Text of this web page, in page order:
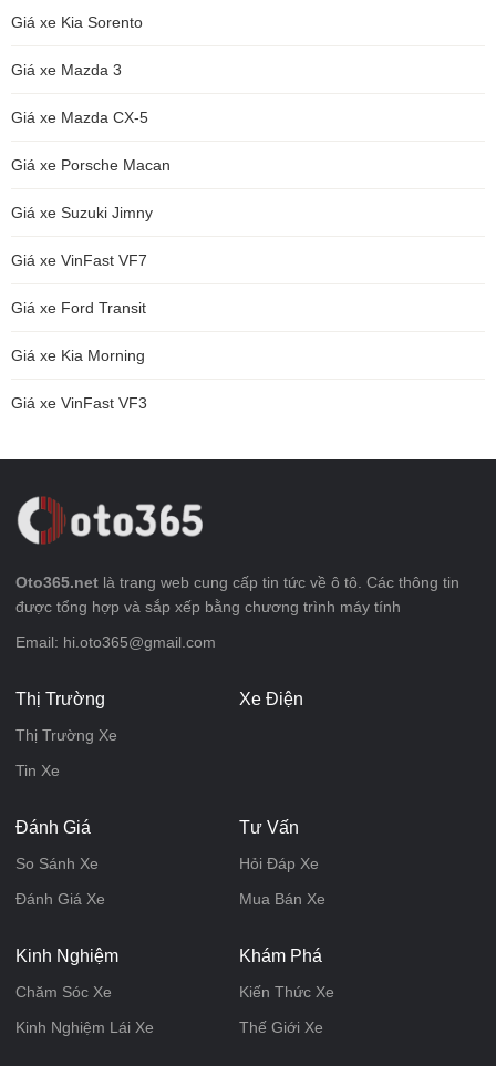
Giá xe Kia Sorento
Giá xe Mazda 3
Giá xe Mazda CX-5
Giá xe Porsche Macan
Giá xe Suzuki Jimny
Giá xe VinFast VF7
Giá xe Ford Transit
Giá xe Kia Morning
Giá xe VinFast VF3
Oto365.net là trang web cung cấp tin tức về ô tô. Các thông tin
được tổng hợp và sắp xếp bằng chương trình máy tính
Email: hi.oto365@gmail.com
Thị Trường
Thị Trường Xe
Tin Xe
Xe Điện
Đánh Giá
So Sánh Xe
Đánh Giá Xe
Tư Vấn
Hỏi Đáp Xe
Mua Bán Xe
Kinh Nghiệm
Chăm Sóc Xe
Kinh Nghiệm Lái Xe
Khám Phá
Kiến Thức Xe
Thế Giới Xe